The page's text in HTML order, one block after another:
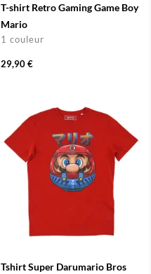
T-shirt Retro Gaming Game Boy
Mario
1 couleur
29,90 €
Tshirt Super Darumario Bros